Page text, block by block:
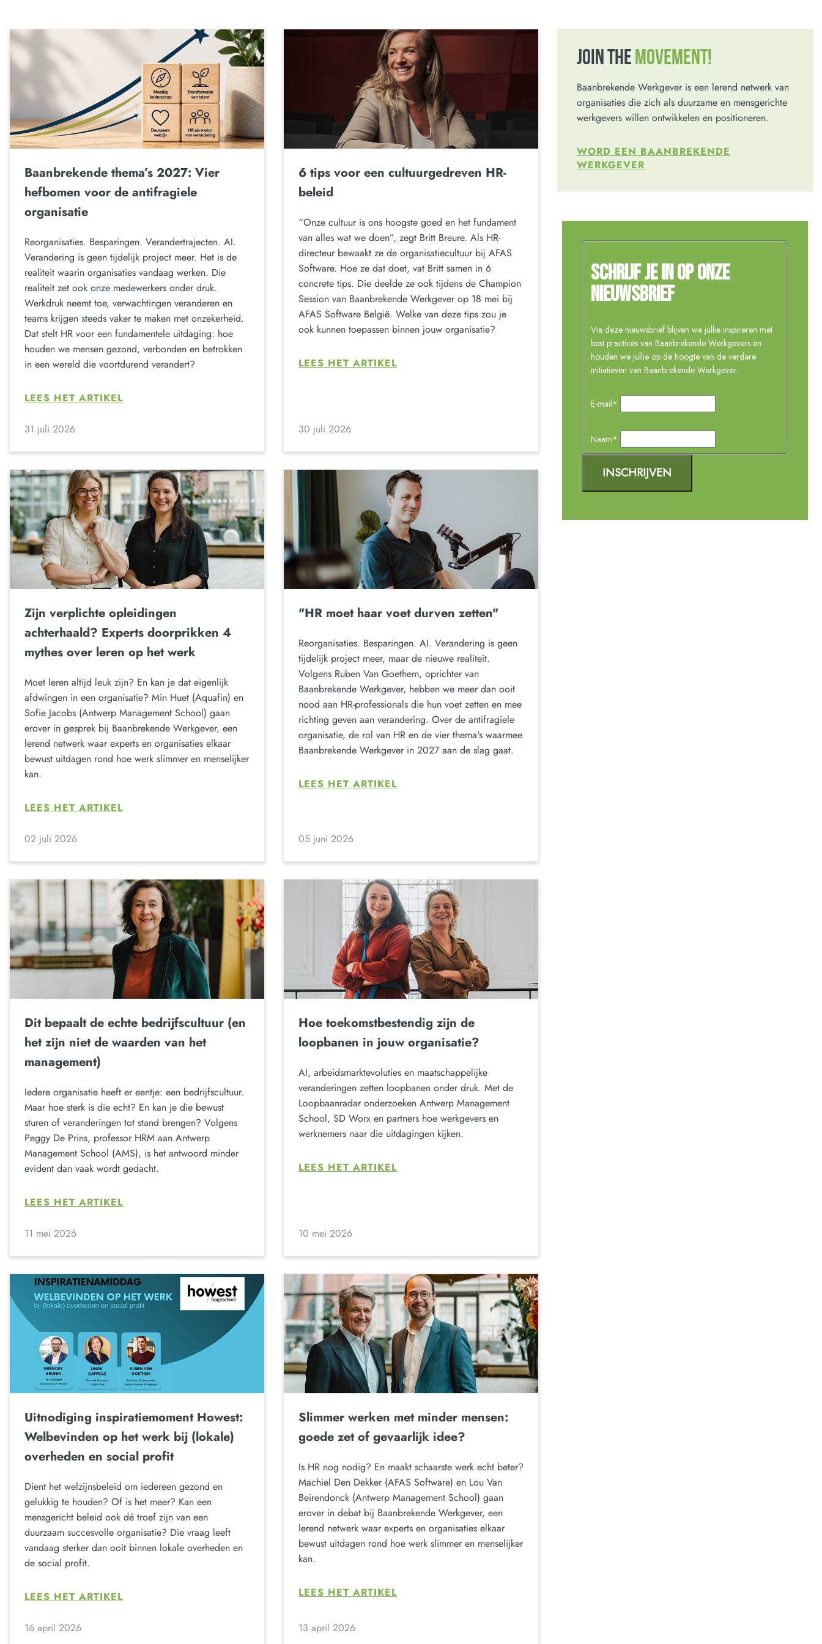
Baanbrekende thema’s 2027: Vier
hefbomen voor de antifragiele
organisatie
Reorganisaties. Besparingen. Verandertrajecten. AI.
Verandering is geen tijdelijk project meer. Het is de
realiteit waarin organisaties vandaag werken. Die
realiteit zet ook onze medewerkers onder druk.
Werkdruk neemt toe, verwachtingen veranderen en
teams krijgen steeds vaker te maken met onzekerheid.
Dat stelt HR voor een fundamentele uitdaging: hoe
houden we mensen gezond, verbonden en betrokken
in een wereld die voortdurend verandert?
LEES HET ARTIKEL
31 juli 2026
6 tips voor een cultuurgedreven HR-
beleid
“Onze cultuur is ons hoogste goed en het fundament
van alles wat we doen”, zegt Britt Breure. Als HR-
directeur bewaakt ze de organisatiecultuur bij AFAS
Software. Hoe ze dat doet, vat Britt samen in 6
concrete tips. Die deelde ze ook tijdens de Champion
Session van Baanbrekende Werkgever op 18 mei bij
AFAS Software België. Welke van deze tips zou je
ook kunnen toepassen binnen jouw organisatie?
LEES HET ARTIKEL
30 juli 2026
Zijn verplichte opleidingen
achterhaald? Experts doorprikken 4
mythes over leren op het werk
Moet leren altijd leuk zijn? En kan je dat eigenlijk
afdwingen in een organisatie? Min Huet (Aquafin) en
Sofie Jacobs (Antwerp Management School) gaan
erover in gesprek bij Baanbrekende Werkgever, een
lerend netwerk waar experts en organisaties elkaar
bewust uitdagen rond hoe werk slimmer en menselijker
kan.
LEES HET ARTIKEL
02 juli 2026
"HR moet haar voet durven zetten"
Reorganisaties. Besparingen. AI. Verandering is geen
tijdelijk project meer, maar de nieuwe realiteit.
Volgens Ruben Van Goethem, oprichter van
Baanbrekende Werkgever, hebben we meer dan ooit
nood aan HR-professionals die hun voet zetten en mee
richting geven aan verandering. Over de antifragiele
organisatie, de rol van HR en de vier thema's waarmee
Baanbrekende Werkgever in 2027 aan de slag gaat.
LEES HET ARTIKEL
05 juni 2026
Dit bepaalt de echte bedrijfscultuur (en
het zijn niet de waarden van het
management)
Iedere organisatie heeft er eentje: een bedrijfscultuur.
Maar hoe sterk is die echt? En kan je die bewust
sturen of veranderingen tot stand brengen? Volgens
Peggy De Prins, professor HRM aan Antwerp
Management School (AMS), is het antwoord minder
evident dan vaak wordt gedacht.
LEES HET ARTIKEL
11 mei 2026
Hoe toekomstbestendig zijn de
loopbanen in jouw organisatie?
AI, arbeidsmarktevoluties en maatschappelijke
veranderingen zetten loopbanen onder druk. Met de
Loopbaanradar onderzoeken Antwerp Management
School, SD Worx en partners hoe werkgevers en
werknemers naar die uitdagingen kijken.
LEES HET ARTIKEL
10 mei 2026
Uitnodiging inspiratiemoment Howest:
Welbevinden op het werk bij (lokale)
overheden en social profit
Dient het welzijnsbeleid om iedereen gezond en
gelukkig te houden? Of is het meer? Kan een
mensgericht beleid ook dé troef zijn van een
duurzaam succesvolle organisatie? Die vraag leeft
vandaag sterker dan ooit binnen lokale overheden en
de social profit.
LEES HET ARTIKEL
16 april 2026
Slimmer werken met minder mensen:
goede zet of gevaarlijk idee?
Is HR nog nodig? En maakt schaarste werk echt beter?
Machiel Den Dekker (AFAS Software) en Lou Van
Beirendonck (Antwerp Management School) gaan
erover in debat bij Baanbrekende Werkgever, een
lerend netwerk waar experts en organisaties elkaar
bewust uitdagen rond hoe werk slimmer en menselijker
kan.
LEES HET ARTIKEL
13 april 2026
JOIN THE MOVEMENT!
Baanbrekende Werkgever is een lerend netwerk van
organisaties die zich als duurzame en mensgerichte
werkgevers willen ontwikkelen en positioneren.
WORD EEN BAANBREKENDE
WERKGEVER